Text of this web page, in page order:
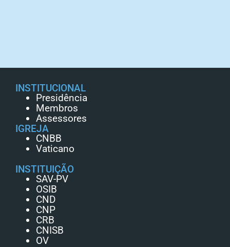
INSTITUCIONAL
Presidência
Membros
Assessores
IGREJA
CNBB
Vaticano
INSTITUIÇÃO
SAV-PV
OSIB
CND
CNP
CRB
CNISB
OV